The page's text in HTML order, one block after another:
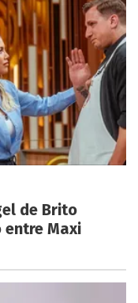
de Brito
Maxi